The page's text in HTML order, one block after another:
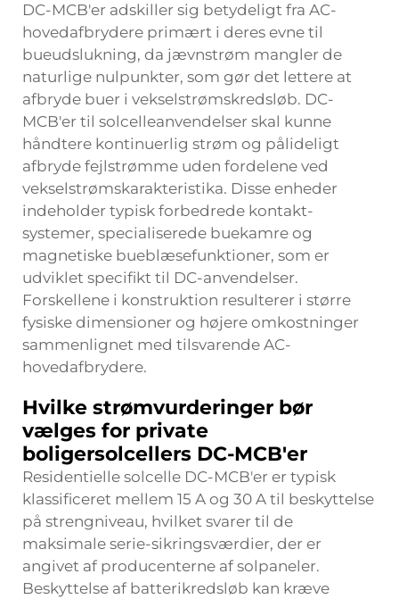
DC-MCB'er adskiller sig betydeligt fra AC-
hovedafbrydere primært i deres evne til
bueudslukning, da jævnstrøm mangler de
naturlige nulpunkter, som gør det lettere at
afbryde buer i vekselstrømskredsløb. DC-
MCB'er til solcelleanvendelser skal kunne
håndtere kontinuerlig strøm og pålideligt
afbryde fejlstrømme uden fordelene ved
vekselstrømskarakteristika. Disse enheder
indeholder typisk forbedrede kontakt-
systemer, specialiserede buekamre og
magnetiske bueblæsefunktioner, som er
udviklet specifikt til DC-anvendelser.
Forskellene i konstruktion resulterer i større
fysiske dimensioner og højere omkostninger
sammenlignet med tilsvarende AC-
hovedafbrydere.
Hvilke strømvurderinger bør
vælges for private
boligersolcellers DC-MCB'er
Residentielle solcelle DC-MCB'er er typisk
klassificeret mellem 15 A og 30 A til beskyttelse
på strengniveau, hvilket svarer til de
maksimale serie-sikringsværdier, der er
angivet af producenterne af solpaneler.
Beskyttelse af batterikredsløb kan kræve